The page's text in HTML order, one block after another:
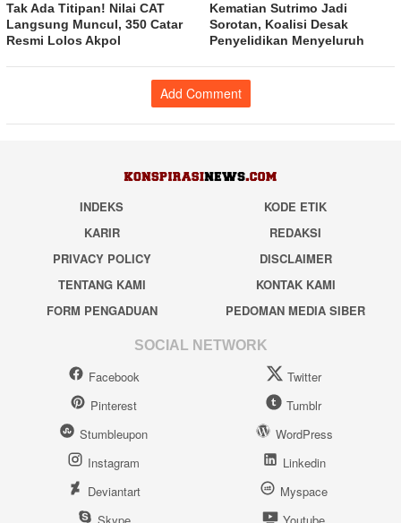
Tak Ada Titipan! Nilai CAT
Langsung Muncul, 350 Catar
Resmi Lolos Akpol
Kematian Sutrimo Jadi
Sorotan, Koalisi Desak
Penyelidikan Menyeluruh
Add Comment
INDEKS
KODE ETIK
KARIR
REDAKSI
PRIVACY POLICY
DISCLAIMER
TENTANG KAMI
KONTAK KAMI
FORM PENGADUAN
PEDOMAN MEDIA SIBER
SOCIAL NETWORK
Facebook
Twitter
Pinterest
Tumblr
Stumbleupon
WordPress
Instagram
Linkedin
Deviantart
Myspace